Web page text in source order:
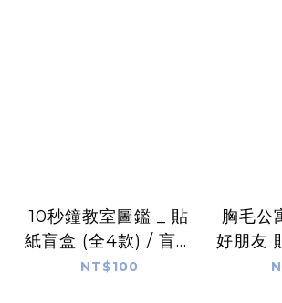
10秒鐘教室圖鑑 _ 貼
紙盲盒 (全4款) / 盲抽
單售
NT$100
胸毛公
好朋友
款)